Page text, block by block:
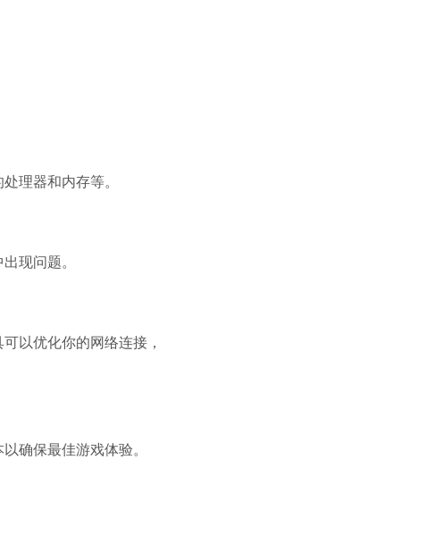
理器和内存等。
现问题。
以优化你的网络连接，
确保最佳游戏体验。